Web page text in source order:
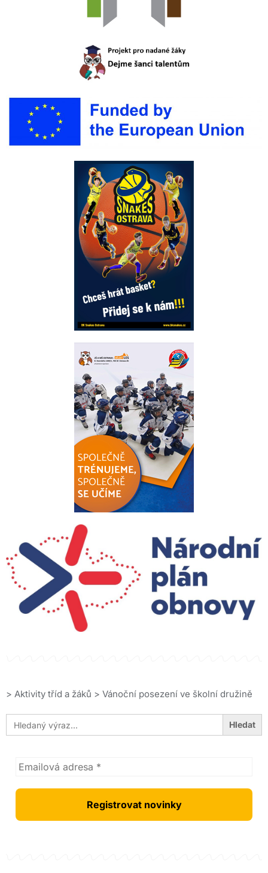
> Aktivity tříd a žáků > Vánoční posezení ve školní družině
Search
for: